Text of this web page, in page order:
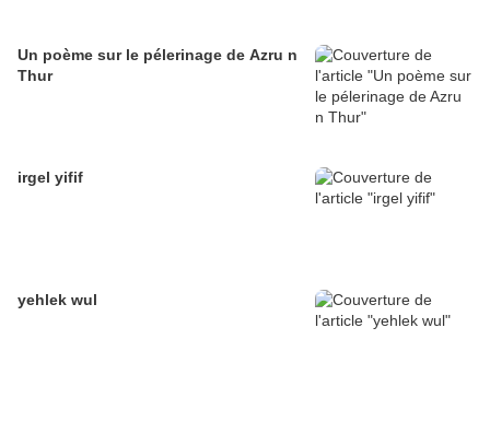
Un poème sur le pélerinage de Azru n
Thur
irgel yifif
yehlek wul